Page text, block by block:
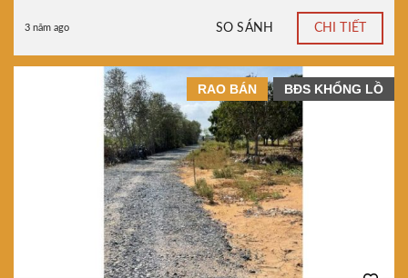
3 năm ago SO SÁNH CHI TIẾT
BĐS KHỔNG LỒ
RAO BÁN